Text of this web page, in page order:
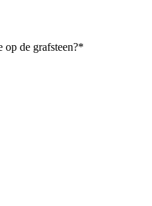
op de grafsteen?*